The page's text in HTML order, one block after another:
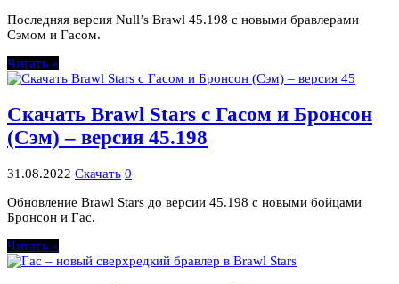
Последняя версия Null’s Brawl 45.198 с новыми бравлерами
Сэмом и Гасом.
Читать »
Скачать Brawl Stars с Гасом и Бронсон
(Сэм) – версия 45.198
31.08.2022 Скачать 0
Обновление Brawl Stars до версии 45.198 c новыми бойцами
Бронсон и Гас.
Читать »